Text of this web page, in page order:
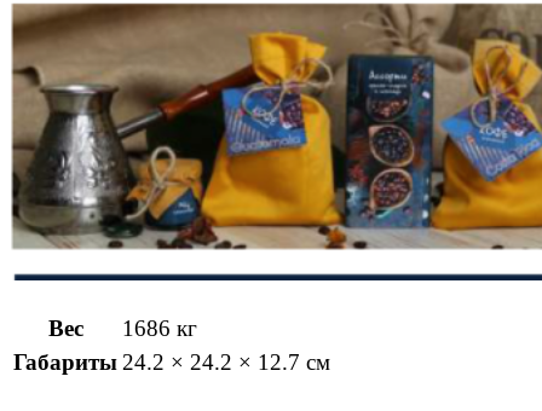
Вес
1686 кг
Габариты24.2 × 24.2 × 12.7 см